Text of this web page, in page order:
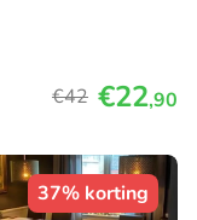
€42 €22,90
37% korting